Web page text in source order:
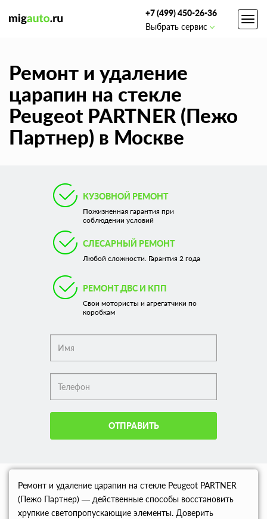
+7 (499) 450-26-36
Выбрать сервис
Ремонт и удаление
царапин на стекле
Peugeot PARTNER (Пежо
Партнер) в Москве
КУЗОВНОЙ РЕМОНТ
Пожизненная гарантия при
соблюдении условий
СЛЕСАРНЫЙ РЕМОНТ
Любой сложности. Гарантия 2 года
РЕМОНТ ДВС И КПП
Свои мотористы и агрегатчики по
коробкам
ОТПРАВИТЬ
Ремонт и удаление царапин на стекле Peugeot PARTNER
(Пежо Партнер) — действенные способы восстановить
хрупкие светопропускающие элементы. Доверить